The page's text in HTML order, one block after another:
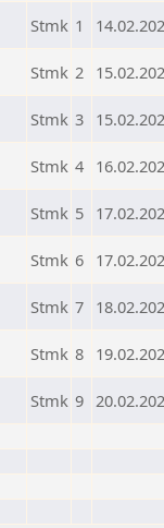
Stmk 1
Stmk 2
Stmk 3
Stmk 4
Stmk 5
Stmk 6
Stmk 7
Stmk 8
Stmk 9